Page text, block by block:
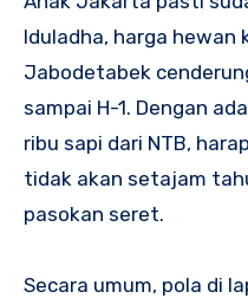
Iduladha, harga hewan
Jabodetabek
sampai H-1. Dengan
ribu sapi dari NTB,
tidak akan setajam
pasokan seret.
Secara umum, pola di